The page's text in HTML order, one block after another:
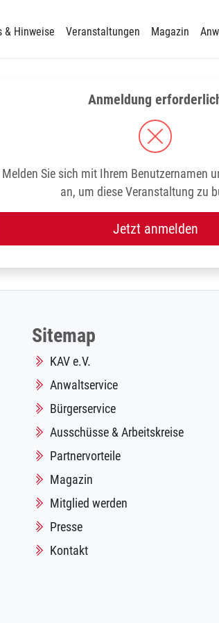
& Hinweise Veranstaltungen Magazin
Anmeldung
Melden Sie sich mit Ihrem Benutzernamen
an, um diese Veranstaltung zu
Jetzt anmelden
Sitemap
KAV e.V.
Anwaltservice
Bürgerservice
Ausschüsse & Arbeitskreise
Partnervorteile
Magazin
Mitglied werden
Presse
Kontakt